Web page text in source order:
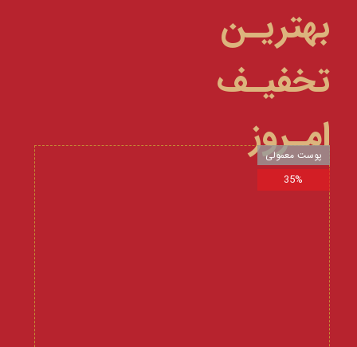
بهتریـن
تخفیـف
امـروز
پوست معمولی
35%